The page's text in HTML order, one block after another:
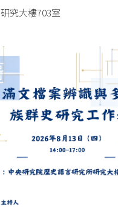
研究大樓703室